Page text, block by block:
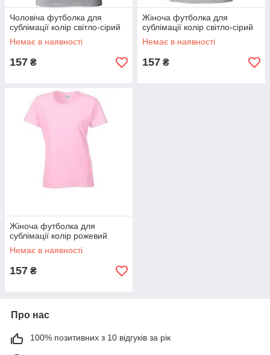
Чоловіча футболка для
сублімації колір світло-сірий
Немає в наявності
157 ₴
Жіноча футболка для
сублімації колір світло-сірий
Немає в наявності
157 ₴
Жіноча футболка для
сублімації колір рожевий
Немає в наявності
157 ₴
Про нас
100% позитивних з 10 відгуків за рік